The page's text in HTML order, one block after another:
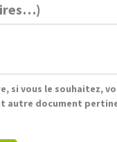
si vous le souhaitez,
autre document